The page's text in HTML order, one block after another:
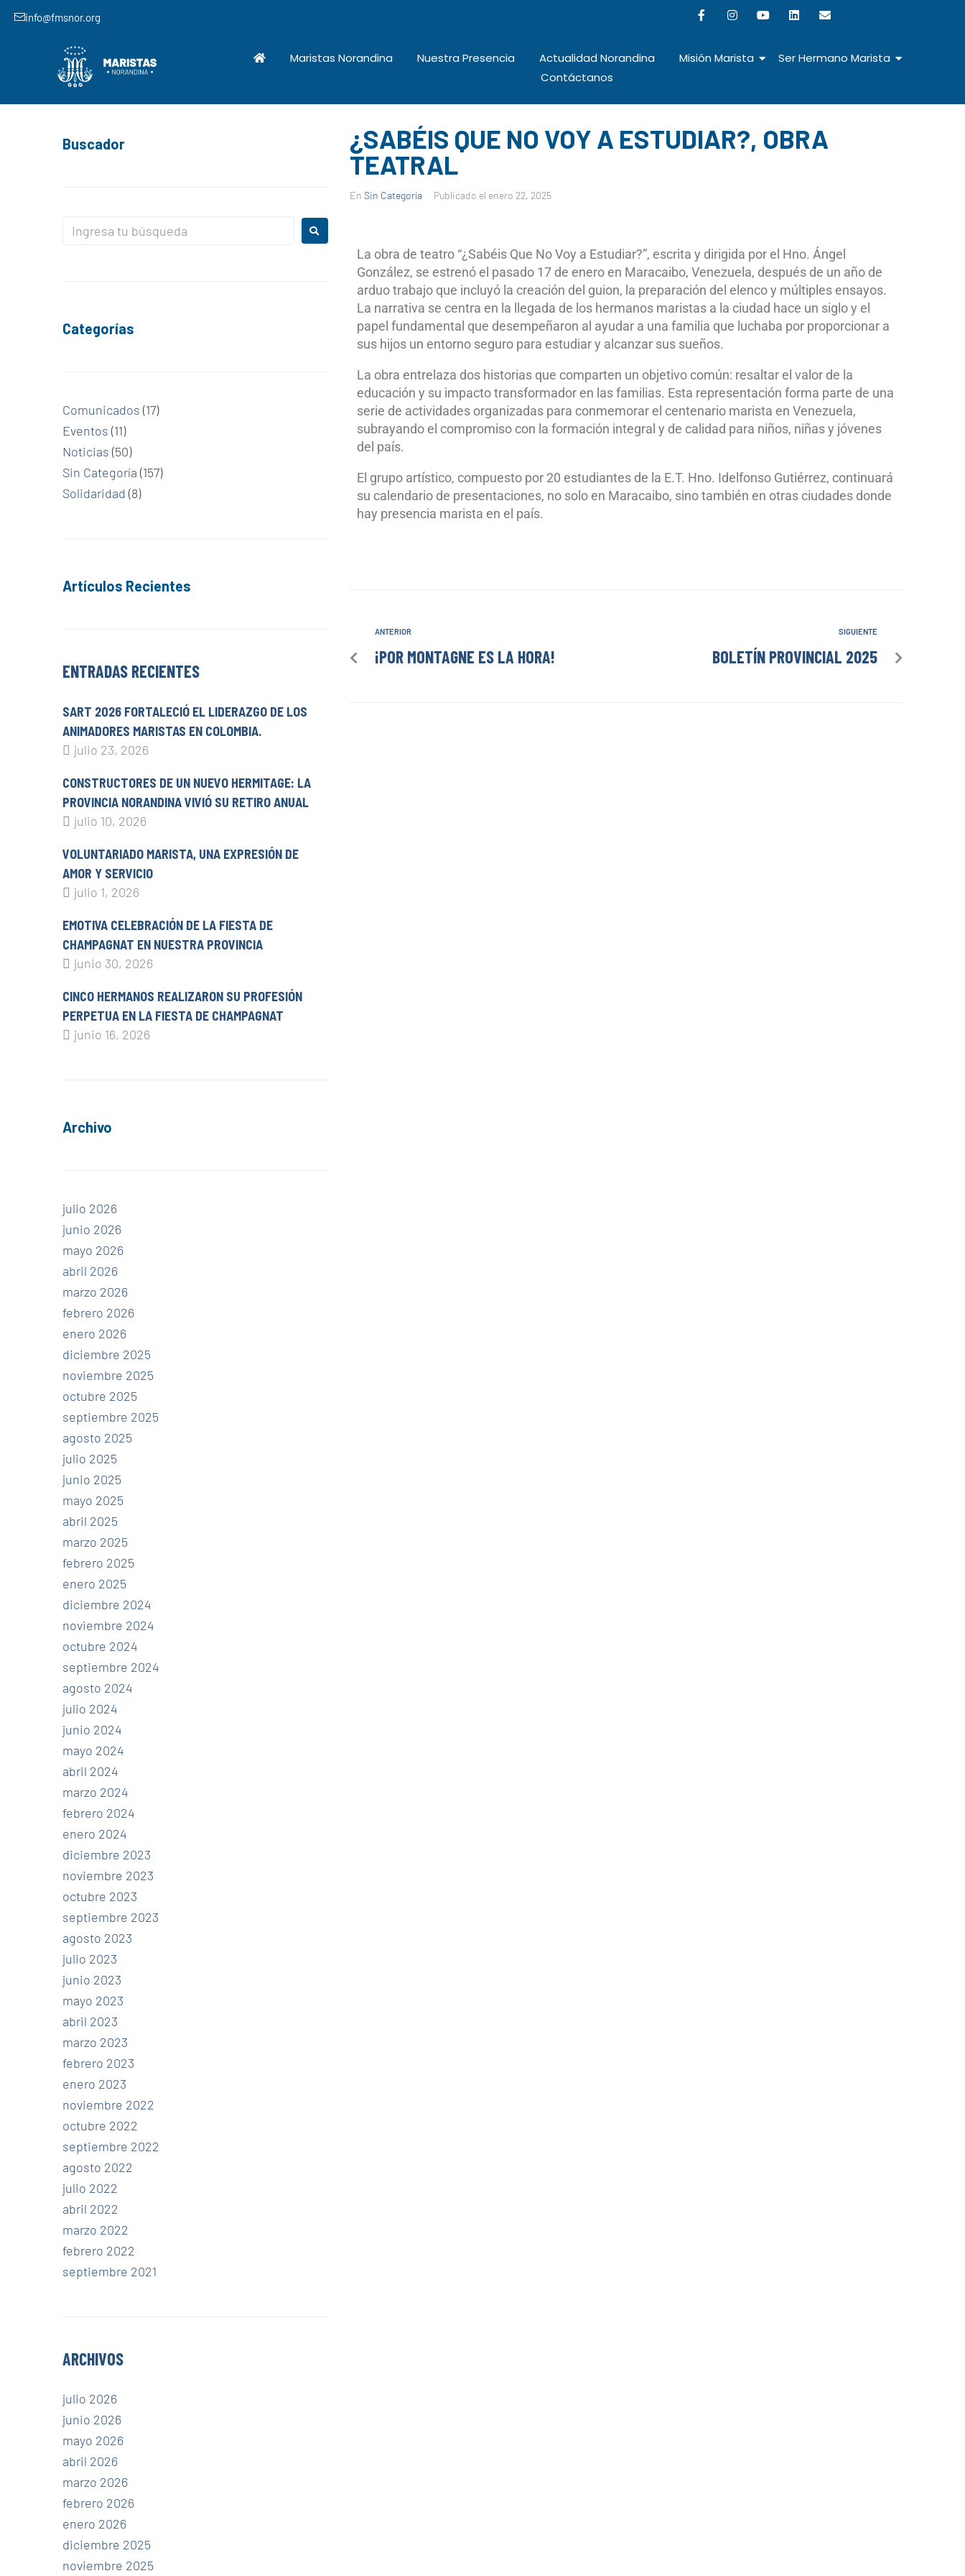
info@fmsnor.org
Maristas Norandina Nuestra Presencia Actualidad Norandina Misión Marista
Ser Hermano Marista
Contáctanos
¿SABÉIS QUE NO VOY A ESTUDIAR?, OBRA
TEATRAL
En Sin Categoría Publicado el enero 22, 2025
La obra de teatro “¿Sabéis Que No Voy a Estudiar?”, escrita y dirigida por el Hno. Ángel
González, se estrenó el pasado 17 de enero en Maracaibo, Venezuela, después de un año de
arduo trabajo que incluyó la creación del guion, la preparación del elenco y múltiples ensayos.
La narrativa se centra en la llegada de los hermanos maristas a la ciudad hace un siglo y el
papel fundamental que desempeñaron al ayudar a una familia que luchaba por proporcionar a
sus hijos un entorno seguro para estudiar y alcanzar sus sueños.
La obra entrelaza dos historias que comparten un objetivo común: resaltar el valor de la
educación y su impacto transformador en las familias. Esta representación forma parte de una
serie de actividades organizadas para conmemorar el centenario marista en Venezuela,
subrayando el compromiso con la formación integral y de calidad para niños, niñas y jóvenes
del país.
El grupo artístico, compuesto por 20 estudiantes de la E.T. Hno. Idelfonso Gutiérrez, continuará
su calendario de presentaciones, no solo en Maracaibo, sino también en otras ciudades donde
hay presencia marista en el país.
ANTERIOR
¡POR MONTAGNE ES LA HORA!
SIGUIENTE
BOLETÍN PROVINCIAL 2025
Buscador
Categorías
Comunicados (17)
Eventos (11)
Noticias (50)
Sin Categoría (157)
Solidaridad (8)
Artículos Recientes
ENTRADAS RECIENTES
SART 2026 FORTALECIÓ EL LIDERAZGO DE LOS
ANIMADORES MARISTAS EN COLOMBIA.
julio 23, 2026
CONSTRUCTORES DE UN NUEVO HERMITAGE: LA
PROVINCIA NORANDINA VIVIÓ SU RETIRO ANUAL
julio 10, 2026
VOLUNTARIADO MARISTA, UNA EXPRESIÓN DE
AMOR Y SERVICIO
julio 1, 2026
EMOTIVA CELEBRACIÓN DE LA FIESTA DE
CHAMPAGNAT EN NUESTRA PROVINCIA
junio 30, 2026
CINCO HERMANOS REALIZARON SU PROFESIÓN
PERPETUA EN LA FIESTA DE CHAMPAGNAT
junio 16, 2026
Archivo
julio 2026
junio 2026
mayo 2026
abril 2026
marzo 2026
febrero 2026
enero 2026
diciembre 2025
noviembre 2025
octubre 2025
septiembre 2025
agosto 2025
julio 2025
junio 2025
mayo 2025
abril 2025
marzo 2025
febrero 2025
enero 2025
diciembre 2024
noviembre 2024
octubre 2024
septiembre 2024
agosto 2024
julio 2024
junio 2024
mayo 2024
abril 2024
marzo 2024
febrero 2024
enero 2024
diciembre 2023
noviembre 2023
octubre 2023
septiembre 2023
agosto 2023
julio 2023
junio 2023
mayo 2023
abril 2023
marzo 2023
febrero 2023
enero 2023
noviembre 2022
octubre 2022
septiembre 2022
agosto 2022
julio 2022
abril 2022
marzo 2022
febrero 2022
septiembre 2021
ARCHIVOS
julio 2026
junio 2026
mayo 2026
abril 2026
marzo 2026
febrero 2026
enero 2026
diciembre 2025
noviembre 2025